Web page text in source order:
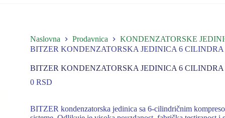
Naslovna Prodavnica
KONDENZATORSKE
BITZER KONDENZATORSKA JEDINICA 6 CILINDRA
BITZER KONDENZATORSKA JEDINICA 6 CILINDRA
0 RSD
BITZER kondenzatorska jedinica sa 6-cilindričnim